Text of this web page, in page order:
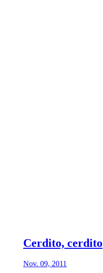
Cerdito, cerdito
Nov. 09, 2011